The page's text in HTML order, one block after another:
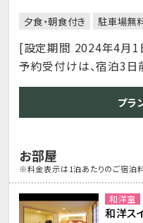
夕食・朝食付き 駐車場無
[設定期間 2024年4月
予約受付けは、宿泊3日
プラ
お部屋
※料金表示は1泊あたりのご宿泊料
和洋室
和洋ス